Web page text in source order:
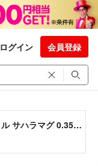
ログイン 会員登録
タイガー ステンレスミニボトル サハラマグ 0.35L ブライトピンク